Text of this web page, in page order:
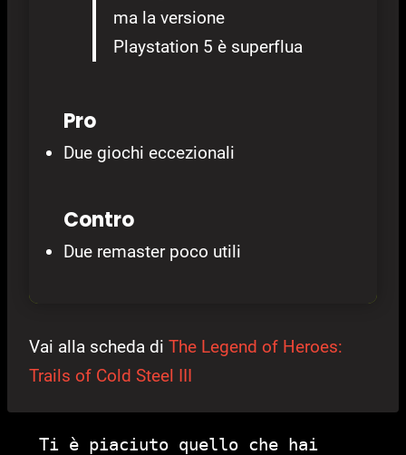
ma la versione
Playstation 5 è superflua
Pro
Due giochi eccezionali
Contro
Due remaster poco utili
Vai alla scheda di The Legend of Heroes:
Trails of Cold Steel III
Ti è piaciuto quello che hai